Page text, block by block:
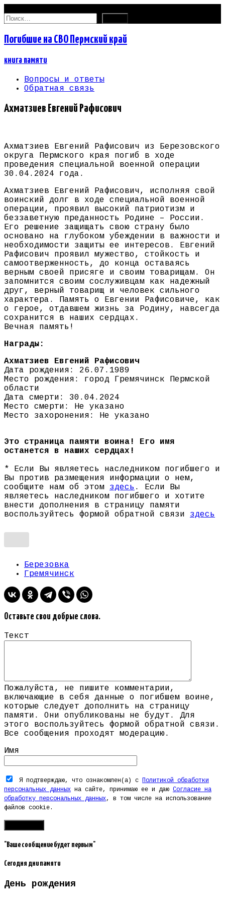
Найти:
Погибшие на СВО Пермский край
книга памяти
Вопросы и ответы
Обратная связь
Ахматзиев Евгений Рафисович
Ахматзиев Евгений Рафисович из Березовского
округа Пермского края погиб в ходе
проведения специальной военной операции
30.04.2024 года.
Ахматзиев Евгений Рафисович, исполняя свой
воинский долг в ходе специальной военной
операции, проявил высокий патриотизм и
беззаветную преданность Родине – России.
Его решение защищать свою страну было
основано на глубоком убеждении в важности и
необходимости защиты ее интересов. Евгений
Рафисович проявил мужество, стойкость и
самоотверженность, до конца оставаясь
верным своей присяге и своим товарищам. Он
запомнится своим сослуживцам как надежный
друг, верный товарищ и человек сильного
характера. Память о Евгении Рафисовиче, как
о герое, отдавшем жизнь за Родину, навсегда
сохранится в наших сердцах.
Вечная память!
Награды:
Ахматзиев Евгений Рафисович
Дата рождения: 26.07.1989
Место рождения: город Гремячинск Пермской
области
Дата смерти: 30.04.2024
Место смерти: Не указано
Место захоронения: Не указано
Это страница памяти воина! Его имя
останется в наших сердцах!
* Если Вы являетесь наследником погибшего и
Вы против размещения информации о нем,
сообщите нам об этом здесь . Если Вы
являетесь наследником погибшего и хотите
внести дополнения в страницу памяти
воспользуйтесь формой обратной связи здесь
Березовка
Гремячинск
Оставьте свои добрые слова.
Текст
Пожалуйста, не пишите комментарии,
включающие в себя данные о погибшем воине,
которые следует дополнить на страницу
памяти. Они опубликованы не будут. Для
этого воспользуйтесь формой обратной связи.
Все сообщения проходят модерацию.
Имя
Я подтверждаю, что ознакомлен(а) с
Политикой обработки
персональных данных на сайте, принимаю ее и даю Согласие на
обработку персональных данных, в том числе на использование
файлов cookie.
"Ваше сообщение будет первым"
Сегодня дни памяти
День рождения